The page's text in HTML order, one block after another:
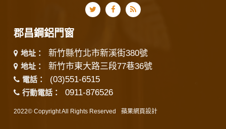
郡昌鋼鋁門窗
地址： 新竹縣竹北市新溪街380號
地址： 新竹市東大路三段77巷36號
電話： (03)551-6515
行動電話： 0911-876526
2022© Copyright All Rights Reserved 蘋果網頁設計